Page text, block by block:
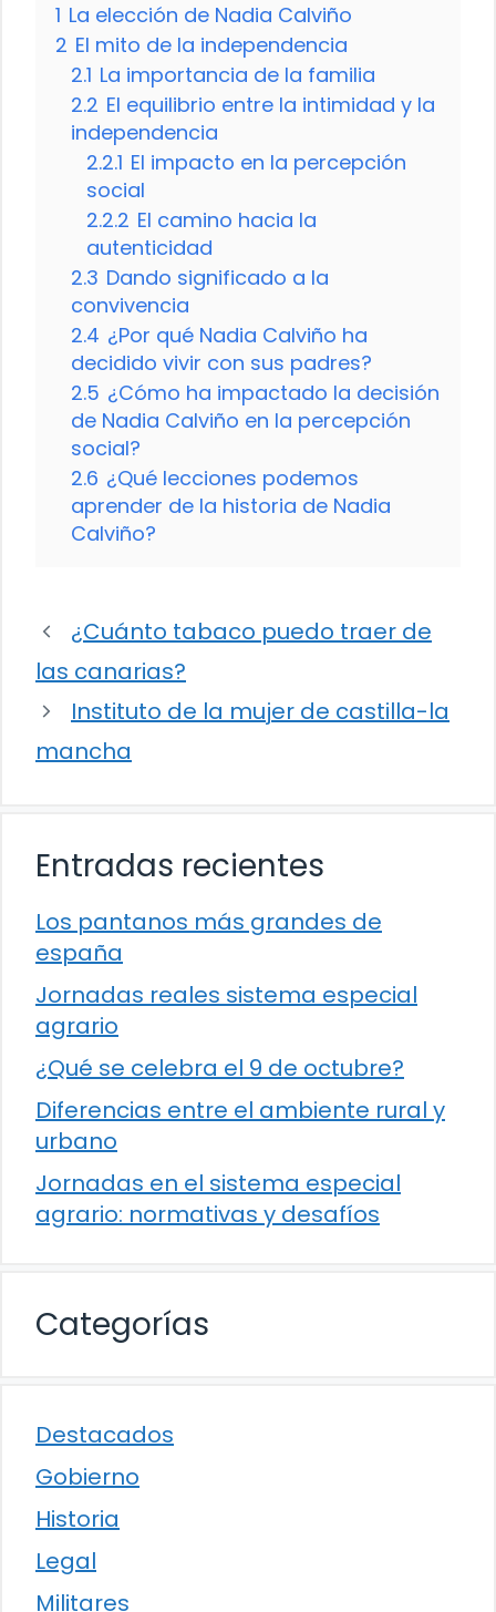
1 La elección de Nadia Calviño
2 El mito de la independencia
2.1 La importancia de la familia
2.2 El equilibrio entre la intimidad y la
independencia
2.2.1 El impacto en la percepción
social
2.2.2 El camino hacia la
autenticidad
2.3 Dando significado a la
convivencia
2.4 ¿Por qué Nadia Calviño ha
decidido vivir con sus padres?
2.5 ¿Cómo ha impactado la decisión
de Nadia Calviño en la percepción
social?
2.6 ¿Qué lecciones podemos
aprender de la historia de Nadia
Calviño?
¿Cuánto tabaco puedo traer de
las canarias?
Instituto de la mujer de castilla-la
mancha
Entradas recientes
Los pantanos más grandes de
españa
Jornadas reales sistema especial
agrario
¿Qué se celebra el 9 de octubre?
Diferencias entre el ambiente rural y
urbano
Jornadas en el sistema especial
agrario: normativas y desafíos
Categorías
Destacados
Gobierno
Historia
Legal
Militares